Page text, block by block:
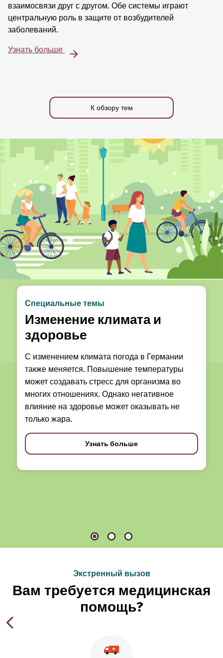
взаимосвязи друг с другом. Обе системы играют
центральную роль в защите от возбудителей
заболеваний.
Узнать больше
К обзору тем
Специальные темы
Изменение климата и
здоровье
С изменением климата погода в Германии
также меняется. Повышение температуры
может создавать стресс для организма во
многих отношениях. Однако негативное
влияние на здоровье может оказывать не
только жара.
Узнать больше
Экстренный вызов
Вам требуется медицинская
помощь?